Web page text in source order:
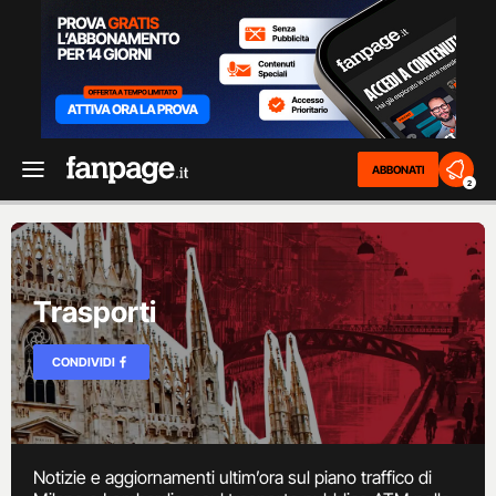
ABBONATI
2
Trasporti
CONDIVIDI
Notizie e aggiornamenti ultim’ora sul piano traffico di